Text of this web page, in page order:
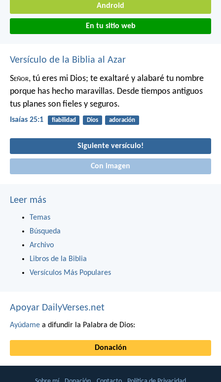
Android
En tu sitio web
Versículo de la Biblia al Azar
Señor, tú eres mi Dios; te exaltaré y alabaré tu nombre
porque has hecho maravillas. Desde tiempos antiguos
tus planes son fieles y seguros.
Isaías 25:1 fiabilidad Dios adoración
Siguiente versículo!
Con imagen
Leer más
Temas
Búsqueda
Archivo
Libros de la Biblia
Versículos Más Populares
Apoyar DailyVerses.net
Ayúdame a difundir la Palabra de Dios:
Donación